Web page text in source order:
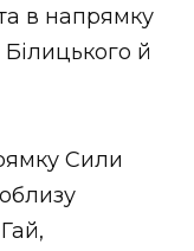
в напрямку
й
Сили